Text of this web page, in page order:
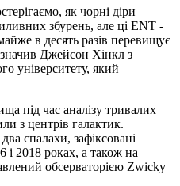
як чорні діри
збурень, але ці ENT -
майже в десять разів перевищує
Джейсон Хінкл з
університету, який
під час аналізу тривалих
з центрів галактик.
спалахи, зафіксовані
і 2018 роках, а також на
обсерваторією Zwicky